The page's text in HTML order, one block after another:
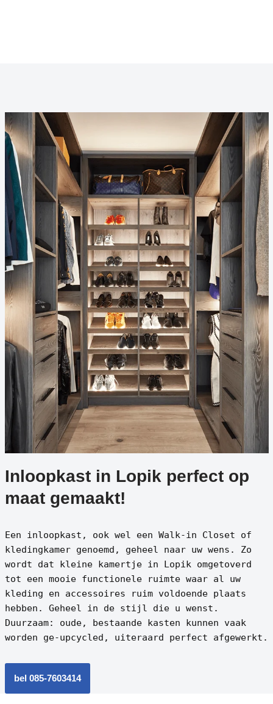
Inloopkast in Lopik perfect op
maat gemaakt!
Een inloopkast, ook wel een Walk-in Closet of
kledingkamer genoemd, geheel naar uw wens. Zo
wordt dat kleine kamertje in Lopik omgetoverd
tot een mooie functionele ruimte waar al uw
kleding en accessoires ruim voldoende plaats
hebben. Geheel in de stijl die u wenst.
Duurzaam: oude, bestaande kasten kunnen vaak
worden ge-upcycled, uiteraard perfect afgewerkt.
bel 085-7603414